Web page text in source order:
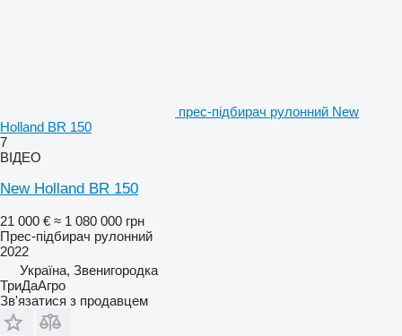
прес-підбирач рулонний New
Holland BR 150
7
ВІДЕО
New Holland BR 150
21 000 € ≈ 1 080 000 грн
Прес-підбирач рулонний
2022
Україна, Звенигородка
ТриДаАгро
Зв'язатися з продавцем